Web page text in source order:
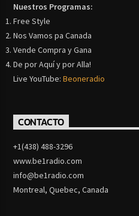
Nuestros Programas:
Free Style
Nos Vamos pa Canada
Vende Compra y Gana
De por Aquí y por Alla!
Live YouTube:Beoneradio
CONTACTO
+1(438) 488-3296
www.be1radio.com
info@be1radio.com
Montreal, Quebec, Canada